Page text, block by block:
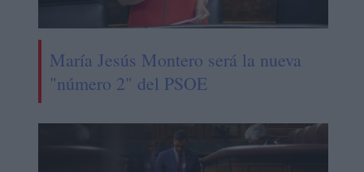
María Jesús Montero será la nueva
"número 2" del PSOE